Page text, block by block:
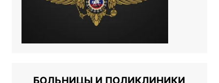
БОЛЬНИЦЫ И ПОЛИКЛИНИКИ